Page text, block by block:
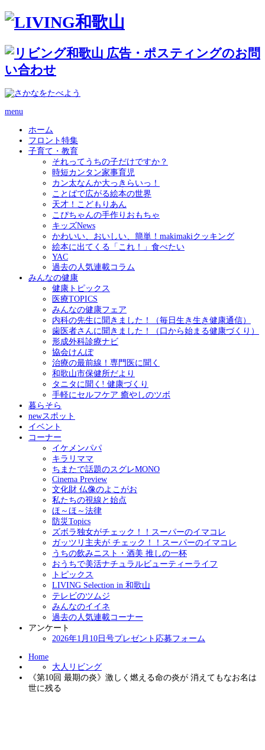
menu
ホーム
フロント特集
子育て・教育
それってうちの子だけですか？
時短カンタン家事育児
カン太なんか大っきらいっ！
ことばで広がる絵本の世界
天才！こどもりあん
こぴちゃんの手作りおもちゃ
キッズNews
かわいい、おいしい、簡単！makimakiクッキング
絵本に出てくる「これ！」食べたい
YAC
過去の人気連載コラム
みんなの健康
健康トピックス
医療TOPICS
みんなの健康フェア
内科の先生に聞きました！（毎日生き生き健康通信）
歯医者さんに聞きました！（口から始まる健康づくり）
形成外科診療ナビ
協会けんぽ
治療の最前線！専門医に聞く
和歌山市保健所だより
タニタに聞く! 健康づくり
手軽にセルフケア 癒やしのツボ
暮らそら
newスポット
イベント
コーナー
イケメンパパ
キラリママ
ちまたで話題のスグレMONO
Cinema Preview
文化財 仏像のよこがお
私たちの視線と始点
ほ～ほ～法律
防災Topics
ズボラ独女がチェック！！スーパーのイマコレ
ガッツリ主夫が チェック！！スーパーのイマコレ
うちの飲みニスト・酒美 推しの一杯
おうちで美活ナチュラルビューティーライフ
トピックス
LIVING Selection in 和歌山
テレビのツムジ
みんなのイイネ
過去の人気連載コーナー
アンケート
2026年1月10日号プレゼント応募フォーム
Home
大人リビング
《第10回 最期の炎》激しく燃える命の炎が 消えてもなお名は
世に残る